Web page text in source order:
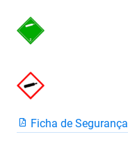
Ficha de Segurança